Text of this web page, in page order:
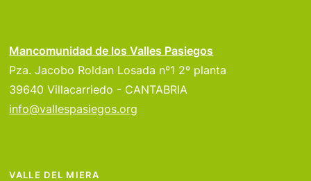
Mancomunidad de los Valles Pasiegos
Pza. Jacobo Roldan Losada nº1 2º planta
39640 Villacarriedo - CANTABRIA
info@vallespasiegos.org
VALLE DEL MIERA